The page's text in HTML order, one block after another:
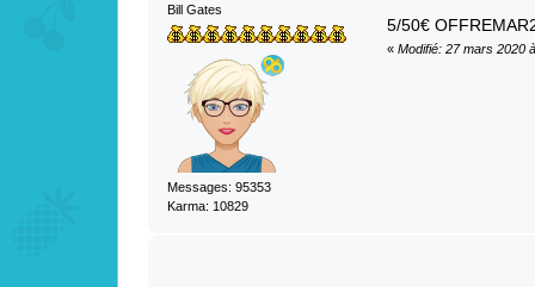
Bill Gates
Messages: 95353
Karma: 10829
5/50€
« Modifié: 27 mars 2020